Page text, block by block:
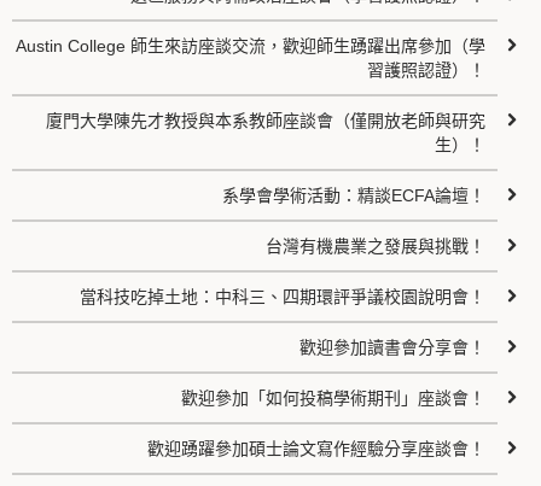
Austin College 師生來訪座談交流，歡迎師生踴躍出席參加（學
習護照認證）！
廈門大學陳先才教授與本系教師座談會（僅開放老師與研究
生）！
系學會學術活動：精談ECFA論壇！
台灣有機農業之發展與挑戰！
當科技吃掉土地：中科三、四期環評爭議校園說明會！
歡迎參加讀書會分享會！
歡迎參加「如何投稿學術期刊」座談會！
歡迎踴躍參加碩士論文寫作經驗分享座談會！